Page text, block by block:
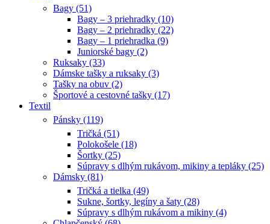
Bagy (51)
Bagy – 3 priehradky (10)
Bagy – 2 priehradky (22)
Bagy – 1 priehradka (9)
Juniorské bagy (2)
Ruksaky (33)
Dámske tašky a ruksaky (3)
Tašky na obuv (2)
Športové a cestovné tašky (17)
Textil
Pánsky (119)
Tričká (51)
Polokošele (18)
Šortky (25)
Súpravy s dlhým rukávom, mikiny a tepláky (25)
Dámsky (81)
Tričká a tielka (49)
Sukne, šortky, legíny a šaty (28)
Súpravy s dlhým rukávom a mikiny (4)